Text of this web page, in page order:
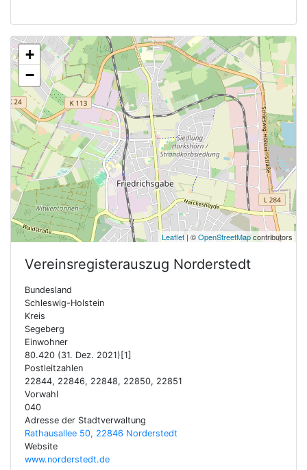
+
−
Leaflet | ©OpenStreetMapcontributors
Vereinsregisterauszug Norderstedt
Bundesland
Schleswig-Holstein
Kreis
Segeberg
Einwohner
80.420 (31. Dez. 2021)[1]
Postleitzahlen
22844, 22846, 22848, 22850, 22851
Vorwahl
040
Adresse der Stadtverwaltung
Rathausallee 50, 22846 Norderstedt
Website
www.norderstedt.de